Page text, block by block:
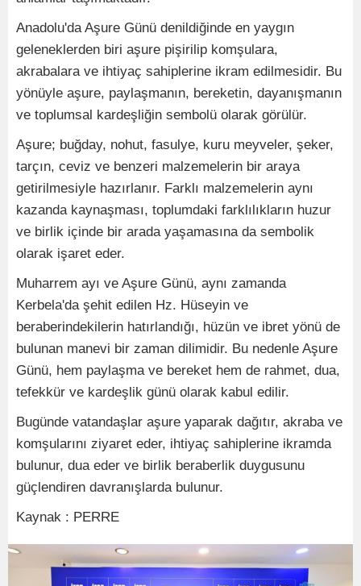
Anadolu'da Aşure Günü denildiğinde en yaygın
geleneklerden biri aşure pişirilip komşulara,
akrabalara ve ihtiyaç sahiplerine ikram edilmesidir. Bu
yönüyle aşure, paylaşmanın, bereketin, dayanışmanın
ve toplumsal kardeşliğin sembolü olarak görülür.
Aşure; buğday, nohut, fasulye, kuru meyveler, şeker,
tarçın, ceviz ve benzeri malzemelerin bir araya
getirilmesiyle hazırlanır. Farklı malzemelerin aynı
kazanda kaynaşması, toplumdaki farklılıkların huzur
ve birlik içinde bir arada yaşamasına da sembolik
olarak işaret eder.
Muharrem ayı ve Aşure Günü, aynı zamanda
Kerbela'da şehit edilen Hz. Hüseyin ve
beraberindekilerin hatırlandığı, hüzün ve ibret yönü de
bulunan manevi bir zaman dilimidir. Bu nedenle Aşure
Günü, hem paylaşma ve bereket hem de rahmet, dua,
tefekkür ve kardeşlik günü olarak kabul edilir.
Bugünde vatandaşlar aşure yaparak dağıtır, akraba ve
komşularını ziyaret eder, ihtiyaç sahiplerine ikramda
bulunur, dua eder ve birlik beraberlik duygusunu
güçlendiren davranışlarda bulunur.
Kaynak : PERRE